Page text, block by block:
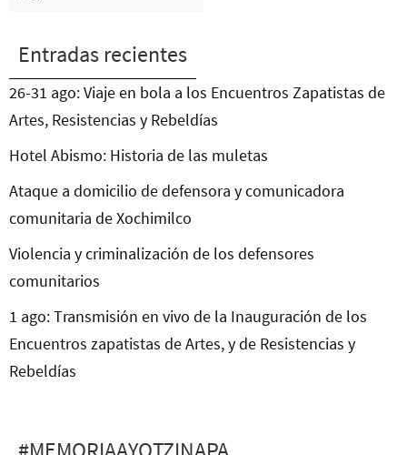
Entradas recientes
26-31 ago: Viaje en bola a los Encuentros Zapatistas de
Artes, Resistencias y Rebeldías
Hotel Abismo: Historia de las muletas
Ataque a domicilio de defensora y comunicadora
comunitaria de Xochimilco
Violencia y criminalización de los defensores
comunitarios
1 ago: Transmisión en vivo de la Inauguración de los
Encuentros zapatistas de Artes, y de Resistencias y
Rebeldías